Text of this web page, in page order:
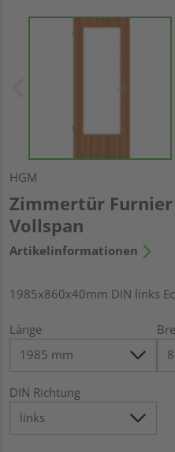
HGM
Zimmertür Furnier
Vollspan
Artikelinformationen
1985x860x40mm DIN links
Länge
DIN Richtung